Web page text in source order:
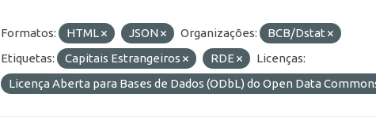
Formatos: HTML JSON Organizações:
BCB/Dstat
Etiquetas:
Capitais Estrangeiros RDE
Licenças:
Licença Aberta para Bases de Dados (ODbL) do Open Data